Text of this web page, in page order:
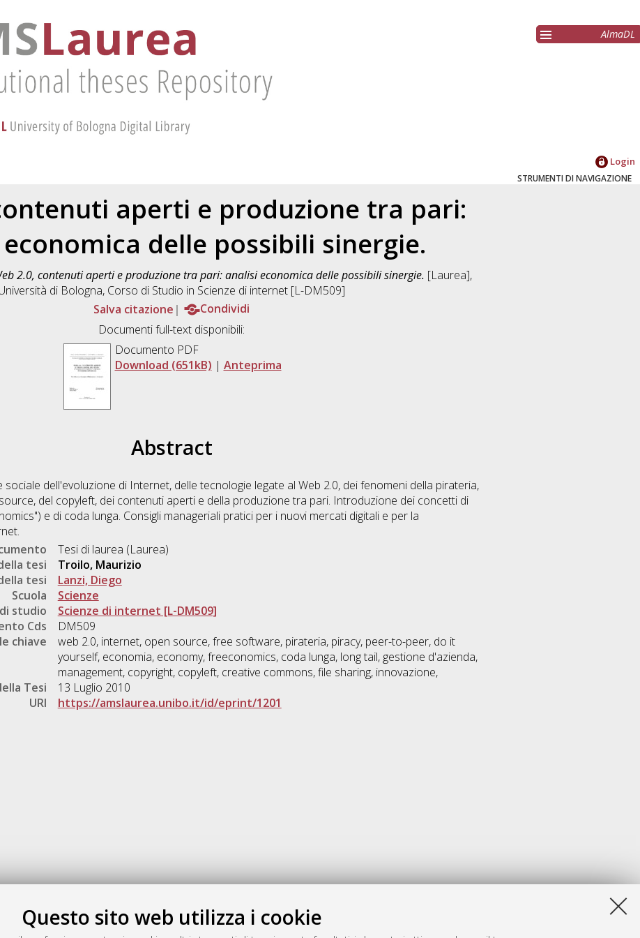
Questo sito web utilizza i cookie
AlmaDL
Login
STRUMENTI DI NAVIGAZIONE
aperti e produzione tra pari:
delle possibili sinergie.
2.0, contenuti aperti e produzione tra pari: analisi economica delle possibili sinergie. [Laurea],
di Bologna, Corso di Studio in Scienze di internet [L-DM509]
Salva citazione
Condividi
Documenti full-text disponibili:
Documento PDF
Download (651kB) | Anteprima
Abstract
sociale dell'evoluzione di Internet, delle tecnologie legate al Web 2.0, dei fenomeni della pirateria,
del copyleft, dei contenuti aperti e della produzione tra pari. Introduzione dei concetti di
e di coda lunga. Consigli manageriali pratici per i nuovi mercati digitali e per la
Tesi di laurea (Laurea)
tesi
Troilo, Maurizio
tesi
Lanzi, Diego
Scuola
Scienze
studio
Scienze di internet [L-DM509]
Cds
DM509
chiave
web 2.0, internet, open source, free software, pirateria, piracy, peer-to-peer, do it
yourself, economia, economy, freeconomics, coda lunga, long tail, gestione d'azienda,
management, copyright, copyleft, creative commons, file sharing, innovazione,
Tesi
13 Luglio 2010
URI
https://amslaurea.unibo.it/id/eprint/1201
Gestione del documento: